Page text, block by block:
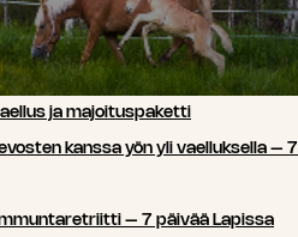
ja majoituspaketti
kanssa yön yli vaelluksella – 7
– 7 päivää Lapissa